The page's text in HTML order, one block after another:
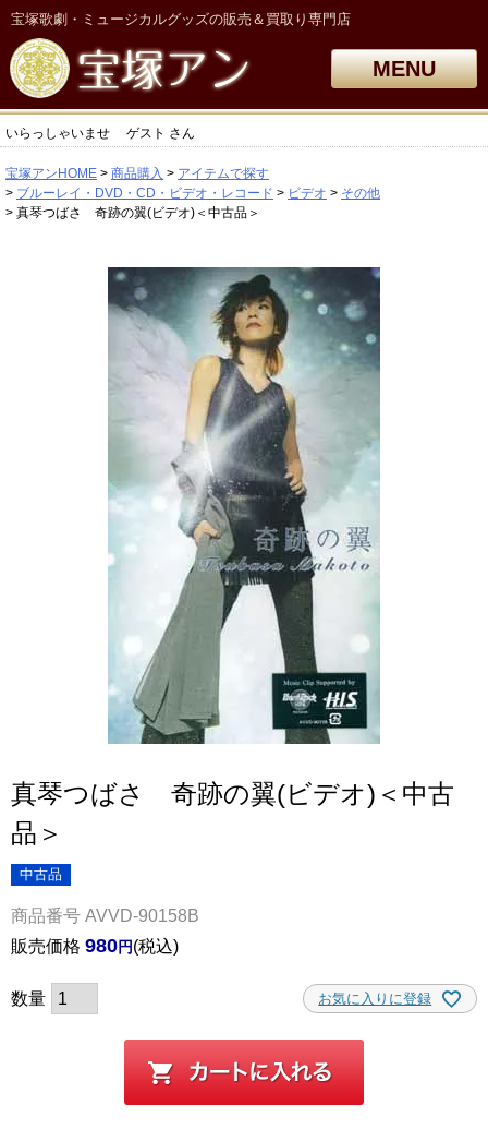
宝塚歌劇・ミュージカルグッズの販売＆買取り専門店
MENU
いらっしゃいませ ゲスト さん
宝塚アンHOME 商品購入
アイテムで探す
ブルーレイ・DVD・CD・ビデオ・レコード
ビデオ
その他
真琴つばさ 奇跡の翼(ビデオ)＜中古品＞
真琴つばさ 奇跡の翼(ビデオ)＜中古
品＞
中古品
商品番号 AVVD-90158B
販売価格 980 税込
お気に入りに登録